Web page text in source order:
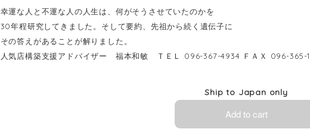
幸運な人と不運な人の人生は、何がそうさせていたのかを
30年程研究してきました。そして要約、先祖から続く遺伝子に
その答えがあることが解りました。
人気店構築支援アドバイザー 福本和敏 ＴＥＬ 096-367-4934 ＦＡＸ 096-365-
Ship to Japan only
Add to cart